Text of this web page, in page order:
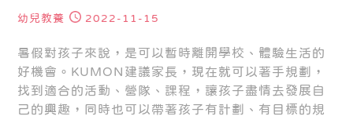
幼兒教養 2022-11-15
暑假對孩子來說，是可以暫時離開學校、體驗生活的
好機會。KUMON建議家長，現在就可以著手規劃，
找到適合的活動、營隊、課程，讓孩子盡情去發展自
己的興趣，同時也可以帶著孩子有計劃、有目標的規